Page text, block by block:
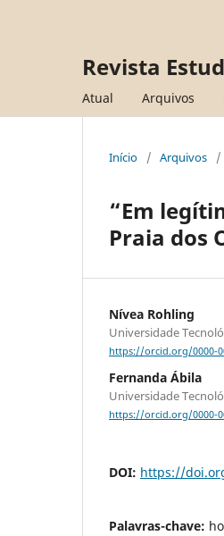
Revista
Atual Arquivos
Início / Arquivos /
“Em
Praia dos
Nívea Rohling
Universidade
https://orcid.org/0000-
Fernanda Ábila
Universidade
https://orcid.org/0000-
DOI: https://
Palavras-chave: